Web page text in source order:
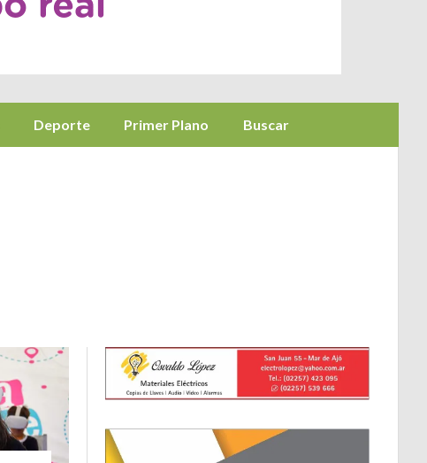
Deporte Primer Plano Buscar